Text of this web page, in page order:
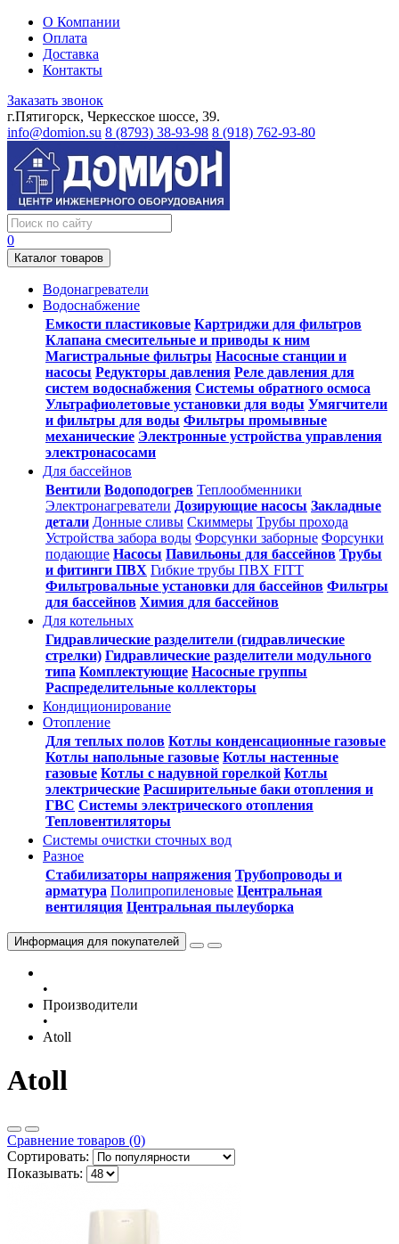
О Компании
Оплата
Доставка
Контакты
Заказать звонок
г.Пятигорск, Черкесское шоссе, 39.
info@domion.su 8 (8793) 38-93-98 8 (918) 762-93-80
0
Каталог товаров
Водонагреватели
Водоснабжение
Емкости пластиковые Картриджи для фильтров
Клапана смесительные и приводы к ним
Магистральные фильтры Насосные станции и
насосы Редукторы давления Реле давления для
систем водоснабжения Системы обратного осмоса
Ультрафиолетовые установки для воды Умягчители
и фильтры для воды Фильтры промывные
механические Электронные устройства управления
электронасосами
Для бассейнов
Вентили Водоподогрев Теплообменники
Электронагреватели Дозирующие насосы Закладные
детали Донные сливы Скиммеры Трубы прохода
Устройства забора воды Форсунки заборные Форсунки
подающие Насосы Павильоны для бассейнов Трубы
и фитинги ПВХ Гибкие трубы ПВХ FITT
Фильтровальные установки для бассейнов Фильтры
для бассейнов Химия для бассейнов
Для котельных
Гидравлические разделители (гидравлические
стрелки) Гидравлические разделители модульного
типа Комплектующие Насосные группы
Распределительные коллекторы
Кондиционирование
Отопление
Для теплых полов Котлы конденсационные газовые
Котлы напольные газовые Котлы настенные
газовые Котлы с надувной горелкой Котлы
электрические Расширительные баки отопления и
ГВС Системы электрического отопления
Тепловентиляторы
Системы очистки сточных вод
Разное
Стабилизаторы напряжения Трубопроводы и
арматура Полипропиленовые Центральная
вентиляция Центральная пылеуборка
Информация для покупателей
•
Производители
•
Atoll
Atoll
Сравнение товаров (0)
Сортировать:
Показывать: